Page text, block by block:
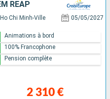
REAP
Ho Chi Minh-Ville 05/05/2027
2 310 €
Animations à bord
100% Francophone
Pension complète